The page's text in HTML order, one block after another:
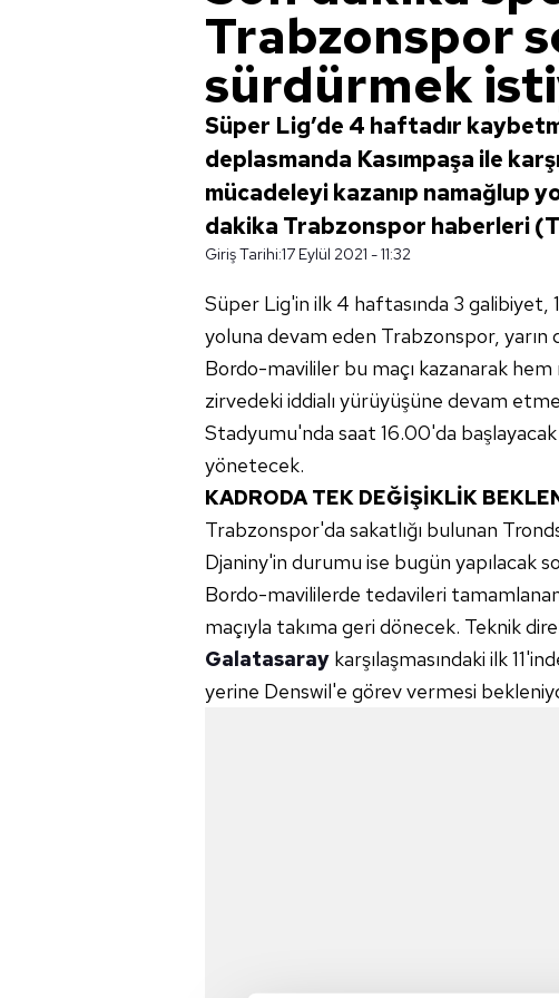
Trabzonspor
sürdürmek
Süper Lig’de 4 haftadır
deplasmanda Kasımpaşa ile
mücadeleyi kazanıp namağlup
dakika Trabzonspor haberleri
Giriş Tarihi:17 Eylül 2021 - 11:32
Süper Lig'in ilk 4 haftasında 3 galibiyet,
yoluna devam eden Trabzonspor, yarın
Bordo-mavililer bu maçı kazanarak
zirvedeki iddialı yürüyüşüne devam
Stadyumu'nda saat 16.00'da
yönetecek.
KADRODA TEK DEĞİŞİKLİK
Trabzonspor'da sakatlığı bulunan
Djaniny'in durumu ise bugün yapılacak
Bordo-mavililerde tedavileri
maçıyla takıma geri dönecek. Teknik
Galatasaray karşılaşmasındaki ilk
yerine Denswil'e görev vermesi